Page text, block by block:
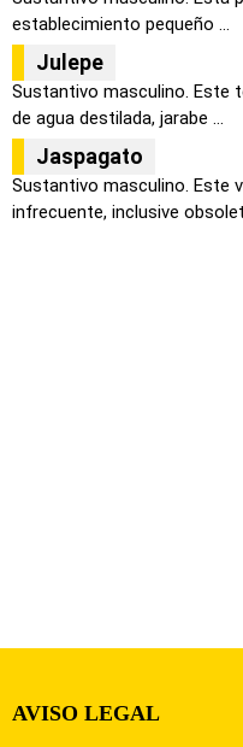
establecimiento pequeño ...
Julepe
Sustantivo masculino. Este
de agua destilada, jarabe ...
Jaspagato
Sustantivo masculino. Este
infrecuente, inclusive
AVISO LEGAL